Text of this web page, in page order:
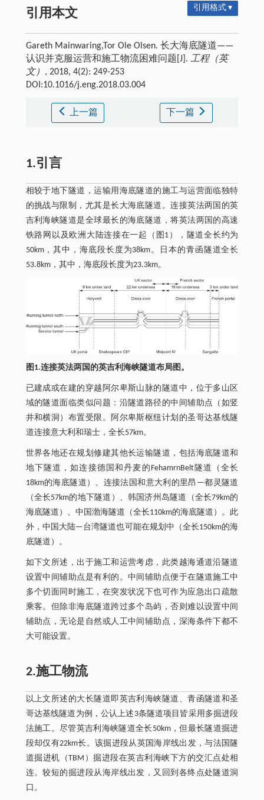
引用本文 引用格式 ▾
Gareth Mainwaring,Tor Ole Olsen. 长大海底隧道——
认识并克服运营和施工物流困难问题[J]. 工程（英
文） , 2018, 4(2): 249-253
DOI:10.1016/j.eng.2018.03.004
上一篇 下一篇
1.引言
相较于地下隧道，运输用海底隧道的施工与运营面临独特
的挑战与限制，尤其是长大海底隧道。连接英法两国的英
吉利海峡隧道是全球最长的海底隧道，将英法两国的高速
铁路网以及欧洲大陆连接在一起（图1），隧道全长约为
50km，其中，海底段长度为38km。日本的青函隧道全长
53.8km，其中，海底段长度为23.3km。
图1.连接英法两国的英吉利海峡隧道布局图。
已建成或在建的穿越阿尔卑斯山脉的隧道中，位于多山区
域的隧道面临类似问题：沿隧道路径的中间辅助点（如竖
井和横洞）布置受限。阿尔卑斯枢纽计划的圣哥达基线隧
道连接意大利和瑞士，全长57km。
世界各地还在规划修建其他长运输隧道，包括海底隧道和
地下隧道，如连接德国和丹麦的FehamrnBelt隧道（全长
18km的海底隧道）、连接法国和意大利的里昂—都灵隧道
（全长57km的地下隧道）、韩国济州岛隧道（全长79km的
海底隧道）、中国渤海隧道（全长110km的海底隧道）。此
外，中国大陆—台湾隧道也可能在规划中（全长150km的海
底隧道）。
如下文所述，出于施工和运营考虑，此类越海通道沿隧道
设置中间辅助点是有利的。中间辅助点便于在隧道施工中
多个切面同时施工，在突发状况下也可作为应急出口疏散
乘客。但除非海底隧道跨过多个岛屿，否则难以设置中间
辅助点，无论是自然或人工中间辅助点，深海条件下都不
大可能设置。
2.施工物流
以上文所述的大长隧道即英吉利海峡隧道、青函隧道和圣
哥达基线隧道为例，公认上述3条隧道项目皆采用多掘进段
法施工。尽管英吉利海峡隧道全长50km，但最长隧道掘进
段却仅有22km长。该掘进段从英国海岸线出发，与法国隧
道掘进机（TBM）掘进段在英吉利海峡下方的交汇点处相
连。较短的掘进段从海岸线出发，又回到各终点处隧道洞
口。